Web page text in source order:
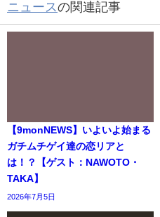
ニュースの関連記事
【9monNEWS】いよいよ始まる
ガチムチゲイ達の恋リアと
は！？【ゲスト：NAWOTO・
TAKA】
2026年7月5日